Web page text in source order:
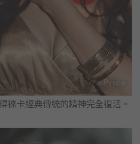
徠卡經典傳統的精神完全復活。